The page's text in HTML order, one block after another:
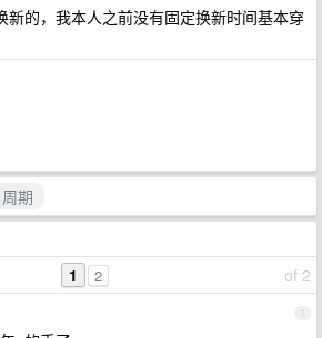
新的，我本人之前没有固定换新时间基本穿
周期
of 2
1 2
1